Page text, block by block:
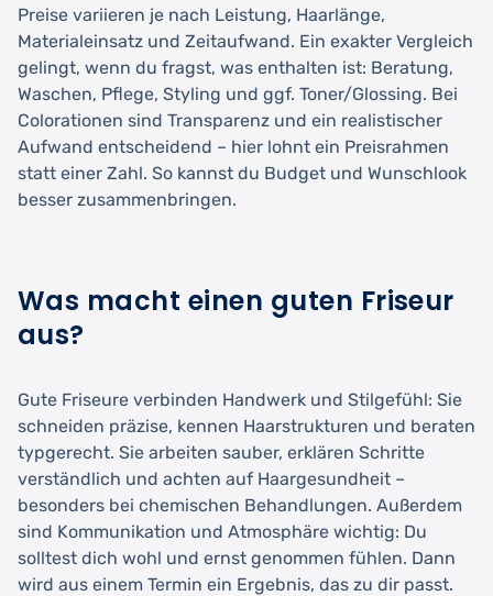
Preise variieren je nach Leistung, Haarlänge,
Materialeinsatz und Zeitaufwand. Ein exakter Vergleich
gelingt, wenn du fragst, was enthalten ist: Beratung,
Waschen, Pflege, Styling und ggf. Toner/Glossing. Bei
Colorationen sind Transparenz und ein realistischer
Aufwand entscheidend – hier lohnt ein Preisrahmen
statt einer Zahl. So kannst du Budget und Wunschlook
besser zusammenbringen.
Was macht einen guten Friseur
aus?
Gute Friseure verbinden Handwerk und Stilgefühl: Sie
schneiden präzise, kennen Haarstrukturen und beraten
typgerecht. Sie arbeiten sauber, erklären Schritte
verständlich und achten auf Haargesundheit –
besonders bei chemischen Behandlungen. Außerdem
sind Kommunikation und Atmosphäre wichtig: Du
solltest dich wohl und ernst genommen fühlen. Dann
wird aus einem Termin ein Ergebnis, das zu dir passt.